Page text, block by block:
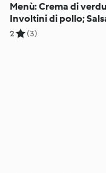
Menù: Crema di
Involtini di pollo;
peperoni
2 (3)